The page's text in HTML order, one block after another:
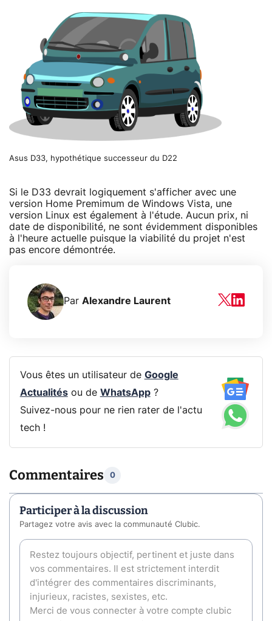
Asus D33, hypothétique successeur du D22
Si le D33 devrait logiquement s'afficher avec une
version Home Premimum de Windows Vista, une
version Linux est également à l'étude. Aucun prix, ni
date de disponibilité, ne sont évidemment disponibles
à l'heure actuelle puisque la viabilité du projet n'est
pas encore démontrée.
Par Alexandre Laurent
Vous êtes un utilisateur de Google
Actualitésou de WhatsApp?
Suivez-nous pour ne rien rater de l'actu
tech !
Commentaires 0
Participer à la discussion
Partagez votre avis avec la communauté Clubic.